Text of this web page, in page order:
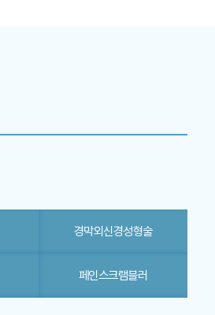
경막외신경성형술
페인스크램블러